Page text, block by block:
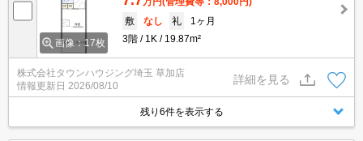
画像：17枚
敷
なし 礼
1ヶ月
3階
1K 19.87m²
株式会社タウンハウジング埼玉 草加店
情報更新日 2026/08/10
詳細を見る
残り6件を表示する